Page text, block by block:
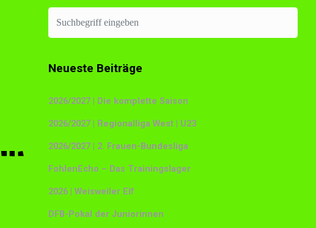
Neueste Beiträge
2026/2027 | Die komplette Saison
2026/2027 | Regionalliga West | U23
2026/2027 | 2. Frauen-Bundesliga
FohlenEcho – Das Trainingslager
2026 | Weisweiler Elf
DFB-Pokal der Juniorinnen